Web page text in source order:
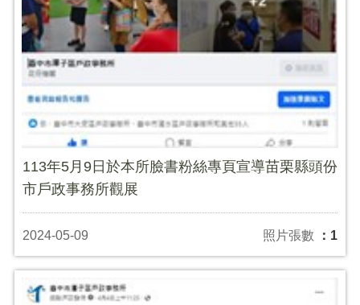
113年5月9日於本所臉書粉絲專頁宣導苗栗縣頭份
市戶政事務所觀展
2024-05-09 照片張數 ：1